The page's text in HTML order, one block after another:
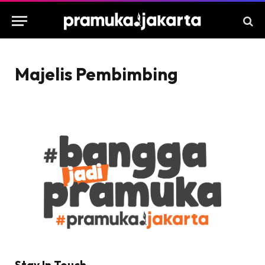
Majelis Pembimbing